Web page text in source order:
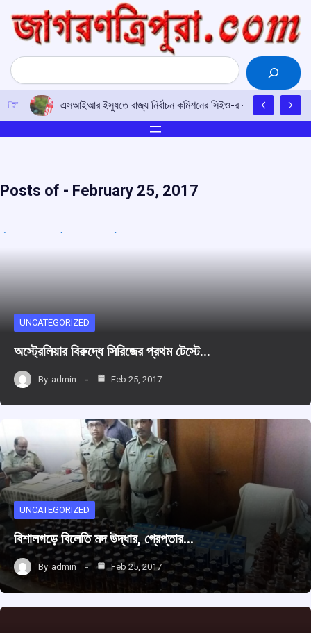
content
Search
এসআইআর ইস্যুতে রাজ্য নির্বাচন কমিশনের সিইও-র কাছে
Posts of - February 25, 2017
UNCATEGORIZED
অস্ট্রেলিয়ার বিরুদ্ধে সিরিজের প্রথম টেস্টে…
By admin Feb 25, 2017
UNCATEGORIZED
বিশালগড়ে বিলেতি মদ উদ্ধার, গ্রেপ্তার…
By admin Feb 25, 2017